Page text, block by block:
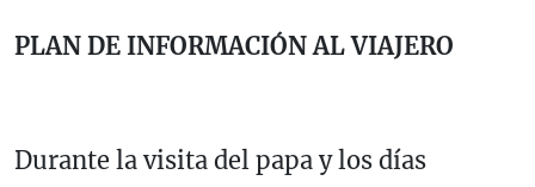
PLAN DE INFORMACIÓN AL VIAJERO
Durante la visita del papa y los días